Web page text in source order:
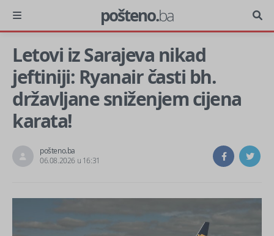
pošteno.ba
Letovi iz Sarajeva nikad
jeftiniji: Ryanair časti bh.
državljane sniženjem cijena
karata!
pošteno.ba
06.08.2026 u 16:31